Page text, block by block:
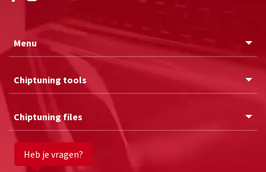
Menu
Chiptuning tools
Chiptuning files
Heb je vragen?